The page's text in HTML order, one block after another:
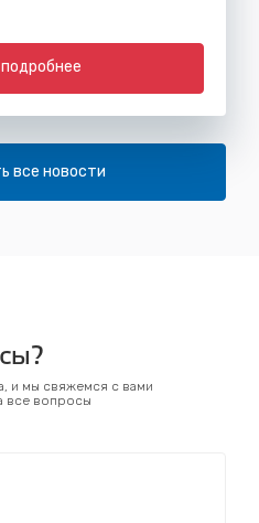
все новости
и мы свяжемся с вами
все вопросы